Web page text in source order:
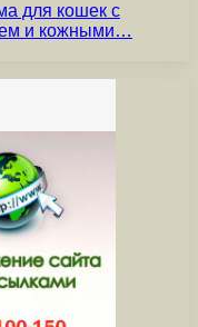
для кошек с
и кожными…